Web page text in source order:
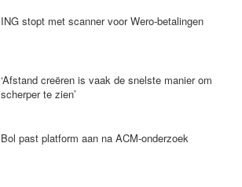
ING stopt met scanner voor Wero-betalingen
‘Afstand creëren is vaak de snelste manier om
scherper te zien’
Bol past platform aan na ACM-onderzoek